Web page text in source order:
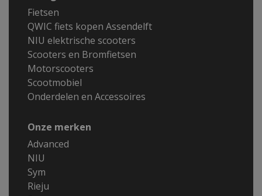
Fietsen
QWIC fiets kopen Assendelft
NIU elektrische scooters
Scooters en Bromfietsen
Motorscooters
Scootmobiel
Onderdelen en Accessoires
Onze merken
Advanced
NIU
Sym
Rieju